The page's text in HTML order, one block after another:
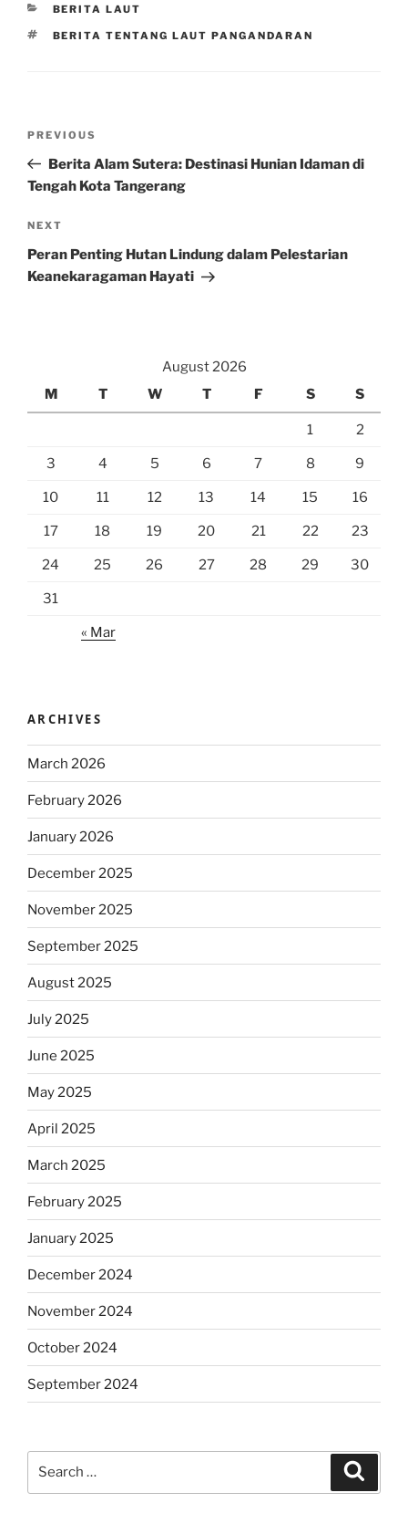
CATEGORIES
BERITA LAUT
TAGS
BERITA TENTANG LAUT PANGANDARAN
Previous
Post
PREVIOUS
Berita Alam Sutera: Destinasi Hunian Idaman di
Tengah Kota Tangerang
Next
Post
NEXT
Peran Penting Hutan Lindung dalam Pelestarian
Keanekaragaman Hayati
August 2026
M
T W T F S S
1 2
3 4 5 6 7 8 9
10 11 12 13 14 15 16
17 18 19 20 21 22 23
24 25 26 27 28 29 30
31
« Mar
ARCHIVES
March 2026
February 2026
January 2026
December 2025
November 2025
September 2025
August 2025
July 2025
June 2025
May 2025
April 2025
March 2025
February 2025
January 2025
December 2024
November 2024
October 2024
September 2024